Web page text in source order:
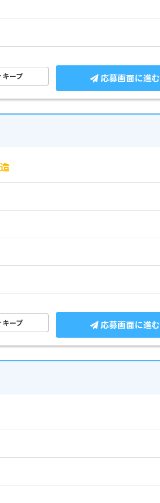
応募画面に進む
キープ
応募画面に進む
キープ